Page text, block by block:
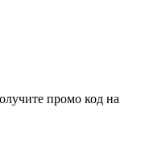
промо код на